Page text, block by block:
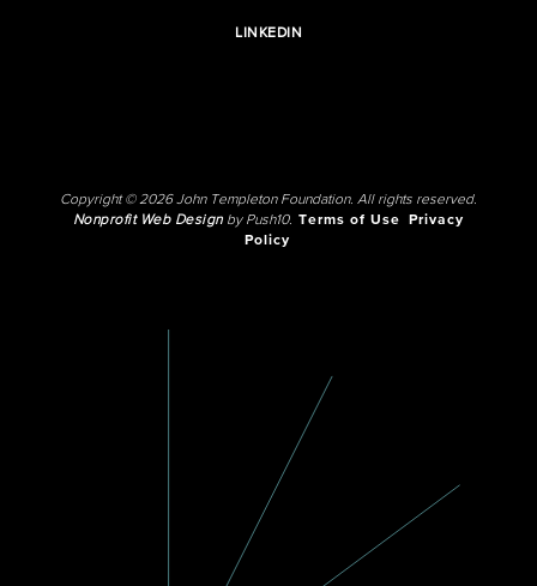
LINKEDIN
Copyright © 2026 John Templeton Foundation. All rights reserved.
Nonprofit Web Designby Push10. Terms of Use
Privacy
Policy